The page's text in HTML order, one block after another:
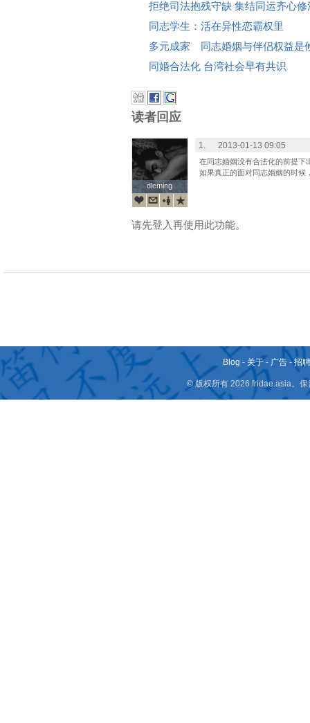
拒绝司法抱残守缺 集结同运齐心修
同志学生：活在异性恋霸权里
多元成家 同志婚姻与伴侣权益是
同婚合法化 台湾社会早有共识
读者回应
dleming
dleming
1. 2013-01-13 09:05
在同志婚姻没有合法化的前提下
如果真正的面对同志婚姻的时候
请先登入再使用此功能。
Blog - 关于 - 广告 -招
© 版权所有 2026 fridae.asia。